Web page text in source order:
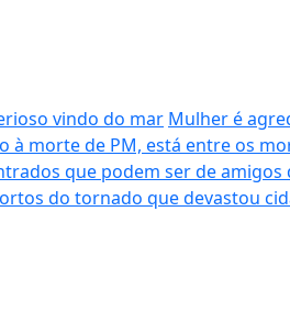
vindo do mar Mulher é
à morte de PM, está entre os
que podem ser de amigos
do tornado que devastou